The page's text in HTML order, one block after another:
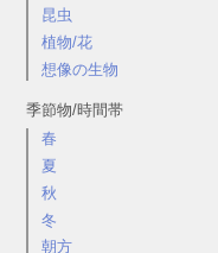
昆虫
植物/花
想像の生物
季節物/時間帯
春
夏
秋
冬
朝方